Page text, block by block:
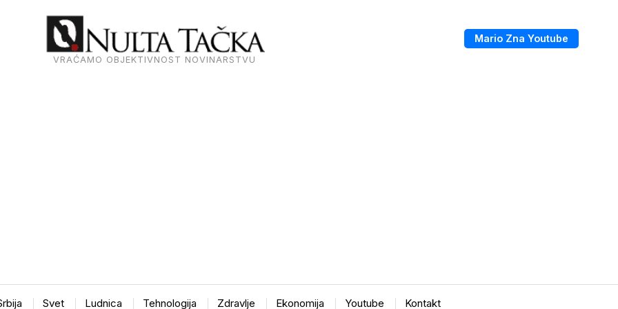
VRAĆAMO OBJEKTIVNOST NOVINARSTVU
Mario Zna Youtube
Svet Ludnica Tehnologija Zdravlje Ekonomija Youtube Kontakt